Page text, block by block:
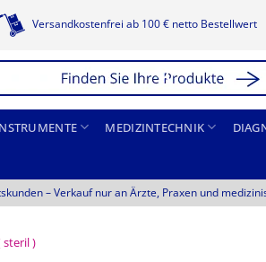
Versandkostenfrei ab 100 € netto Bestellwert
MEDIZINTECHNIK
–Verkauf nur an Ärzte, Praxen und
steril )